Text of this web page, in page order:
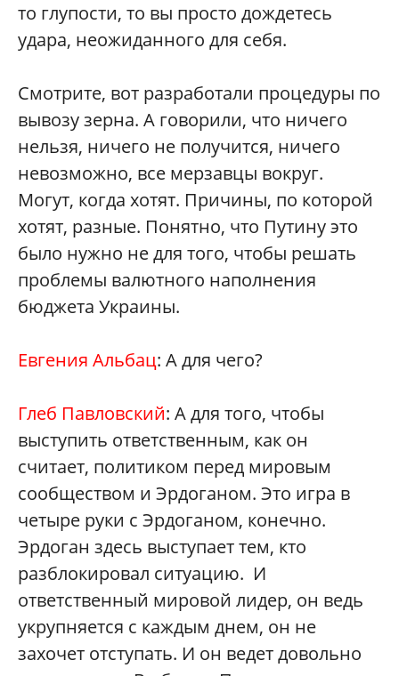
то глупости, то вы просто дождетесь
удара, неожиданного для себя.
Смотрите, вот разработали процедуры по
вывозу зерна. А говорили, что ничего
нельзя, ничего не получится, ничего
невозможно, все мерзавцы вокруг.
Могут, когда хотят. Причины, по которой
хотят, разные. Понятно, что Путину это
было нужно не для того, чтобы решать
проблемы валютного наполнения
бюджета Украины.
Евгения Альбац: А для чего?
Глеб Павловский: А для того, чтобы
выступить ответственным, как он
считает, политиком перед мировым
сообществом и Эрдоганом. Это игра в
четыре руки с Эрдоганом, конечно.
Эрдоган здесь выступает тем, кто
разблокировал ситуацию. И
ответственный мировой лидер, он ведь
укрупняется с каждым днем, он не
захочет отступать. И он ведет довольно